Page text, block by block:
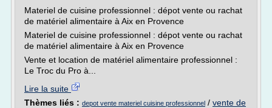
Materiel de cuisine professionnel : dépot vente ou rachat
de matériel alimentaire à Aix en Provence
Materiel de cuisine professionnel : dépot vente ou rachat
de matériel alimentaire à Aix en Provence
Vente et location de matériel alimentaire professionnel :
Le Troc du Pro à...
Lire la suite
Thèmes liés : depot vente materiel cuisine professionnel / vente de